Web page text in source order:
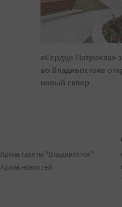
«Сердце Патрокла»
во Владивостоке
новый сквер
Архив газеты "Владивосток"
Архив новостей